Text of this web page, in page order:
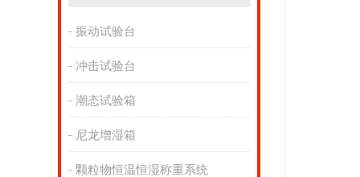
振动试验台
冲击试验台
潮态试验箱
尼龙增湿箱
颗粒物恒温恒湿称重系统